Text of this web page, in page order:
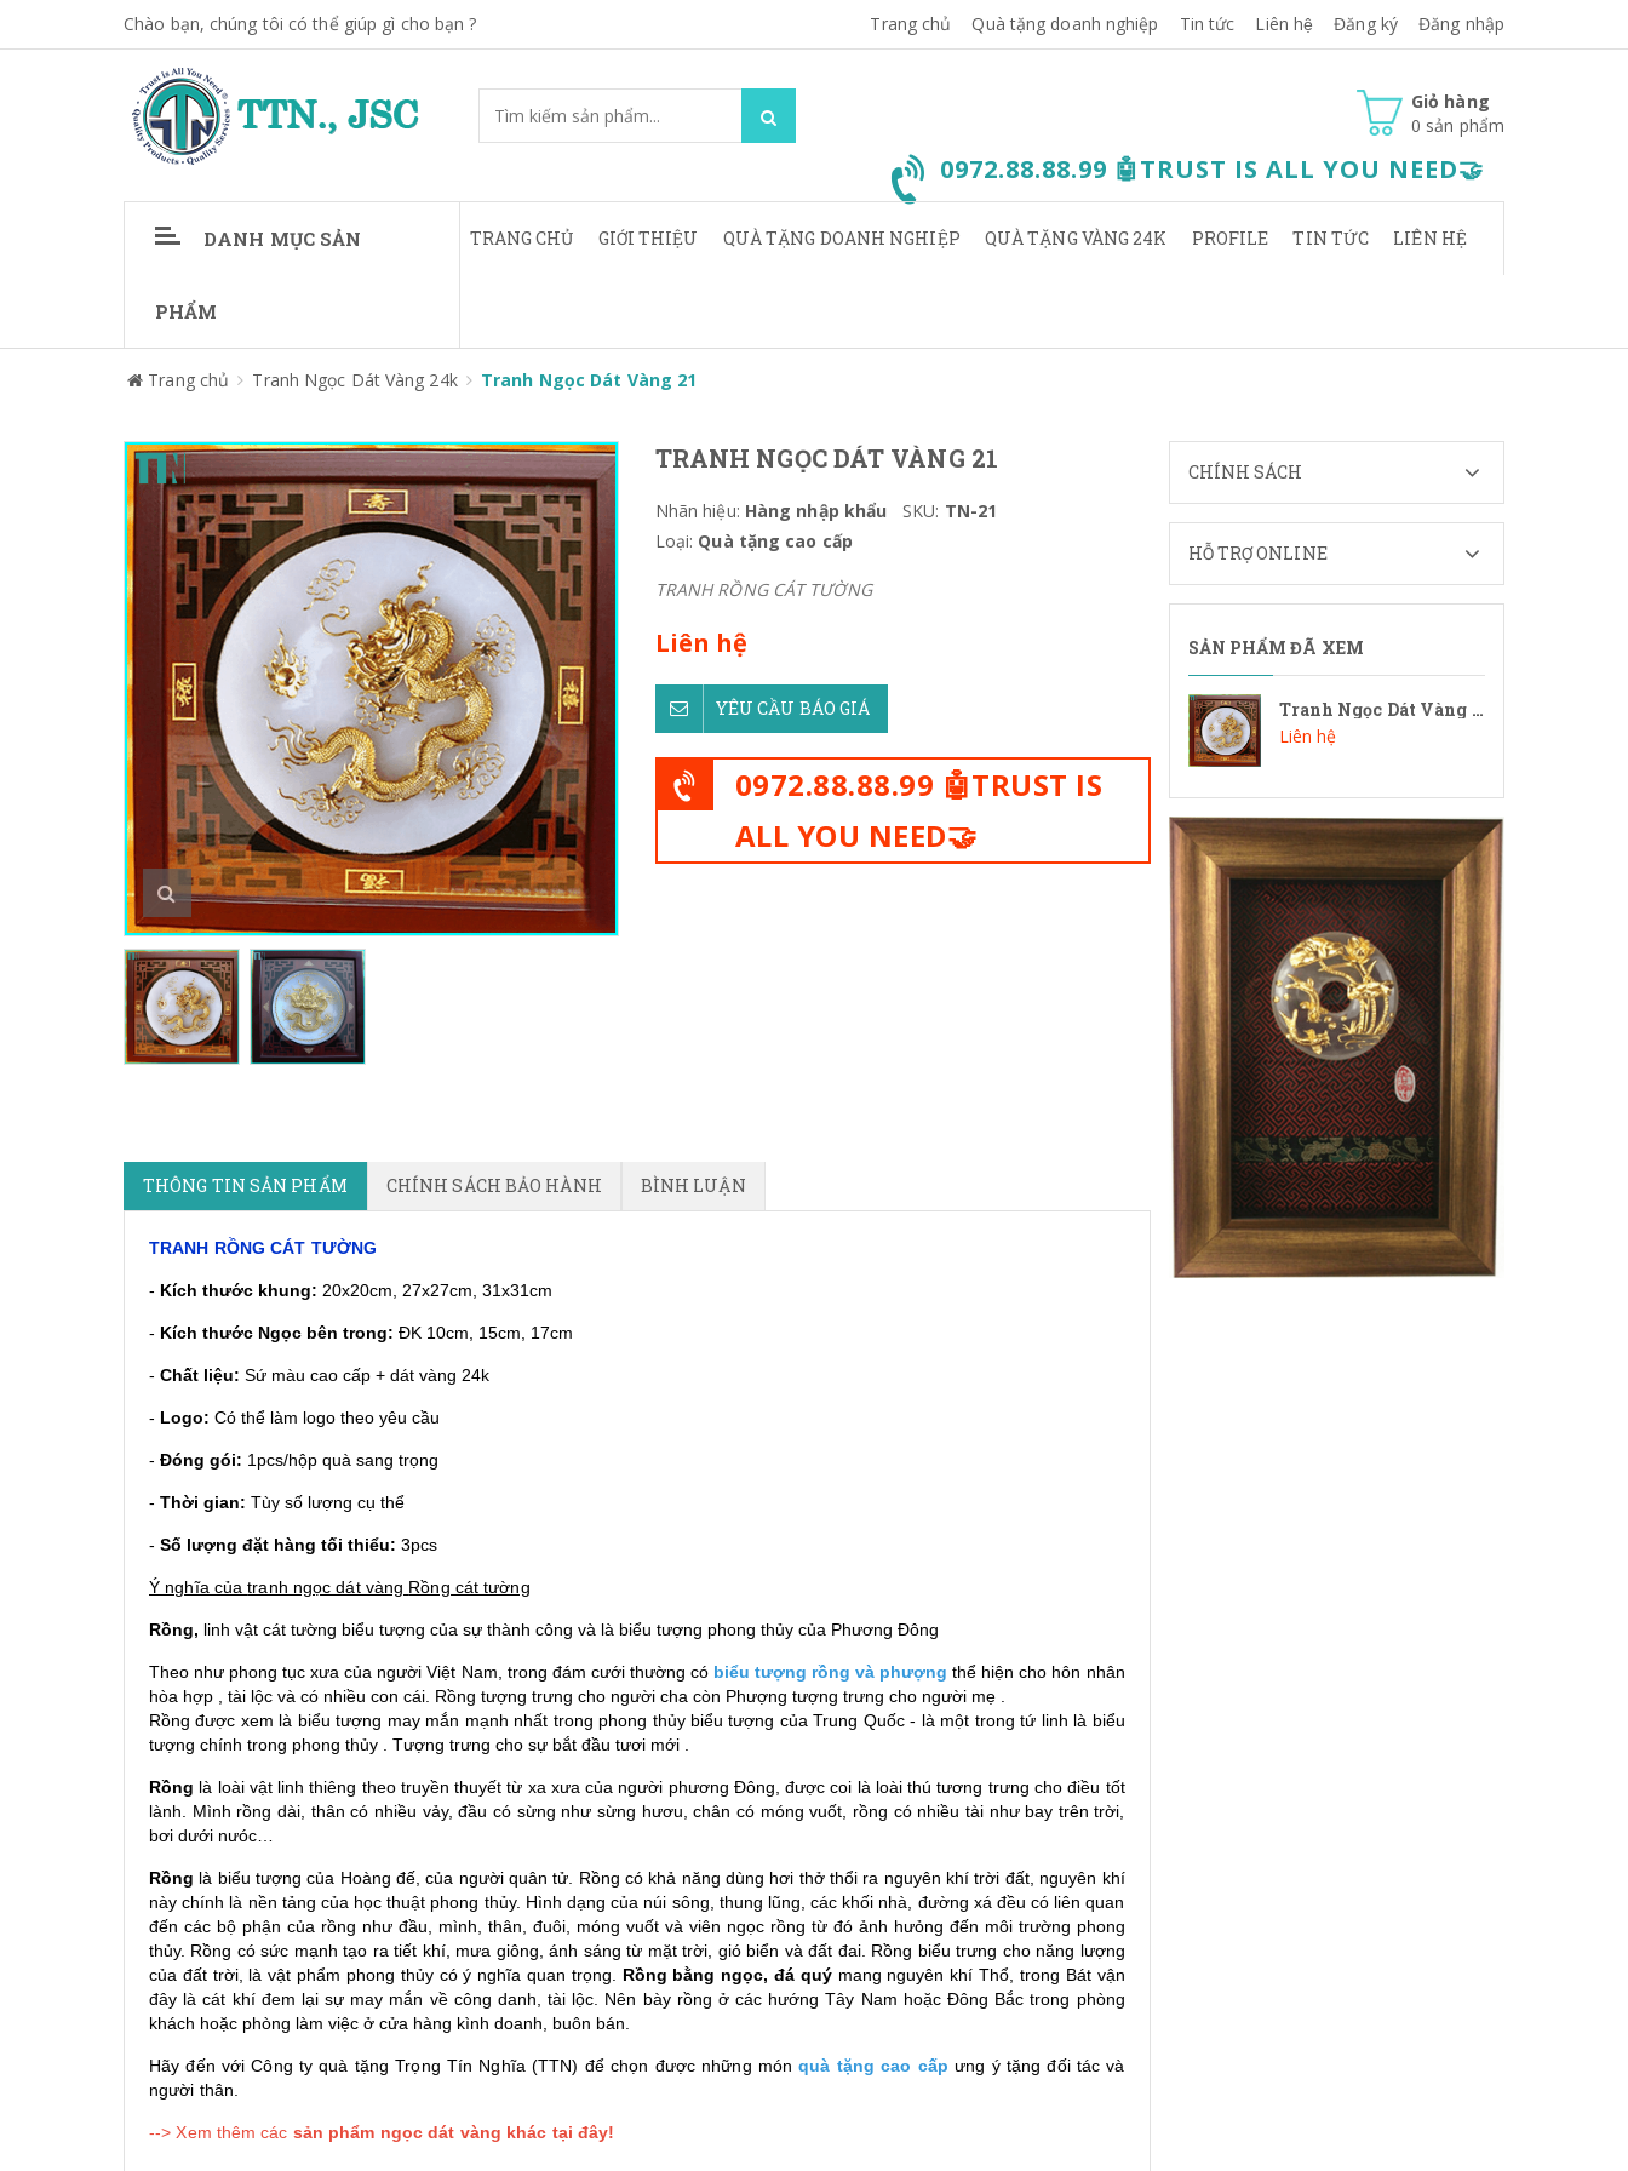
Chào bạn, chúng tôi có thể giúp gì cho bạn ? Trang chủ Quà tặng doanh nghiệp Tin tức Liên hệ Đăng ký Đăng nhập
Giỏ hàng
0 sản phẩm
0972.88.88.99 🤖TRUST IS ALL YOU NEED🤝
DANH MỤC SẢN
PHẨM
TRANG CHỦ GIỚI THIỆU QUÀ TẶNG DOANH NGHIỆP QUÀ TẶNG VÀNG 24K PROFILE TIN TỨC LIÊN HỆ
Trang chủ Tranh Ngọc Dát Vàng 24k Tranh Ngọc Dát Vàng 21
TRANH NGỌC DÁT VÀNG 21
Nhãn hiệu: Hàng nhập khẩu SKU: TN-21
Loại: Quà tặng cao cấp
TRANH RỒNG CÁT TƯỜNG
Liên hệ
YÊU CẦU BÁO GIÁ
0972.88.88.99 🤖TRUST IS
ALL YOU NEED🤝
THÔNG TIN SẢN PHẨM CHÍNH SÁCH BẢO HÀNH BÌNH LUẬN
TRANH RỒNG CÁT TƯỜNG
- Kích thước khung: 20x20cm, 27x27cm, 31x31cm
- Kích thước Ngọc bên trong: ĐK 10cm, 15cm, 17cm
- Chất liệu: Sứ màu cao cấp + dát vàng 24k
- Logo: Có thể làm logo theo yêu cầu
- Đóng gói: 1pcs/hộp quà sang trọng
- Thời gian: Tùy số lượng cụ thể
- Số lượng đặt hàng tối thiểu: 3pcs
Ý nghĩa củatranh ngọc dát vàng Rồng cát tường
Rồng, linh vật cát tường biểu tượng của sự thành công và là biểu tượng phong thủy của Phương Đông
Theo như phong tục xưa của người Việt Nam, trong đám cưới thường có biểu tượng rồng và phượng thể hiện cho hôn nhân
hòa hợp , tài lộc và có nhiều con cái. Rồng tượng trưng cho người cha còn Phượng tượng trưng cho người mẹ .
Rồng được xem là biểu tượng may mắn mạnh nhất trong phong thủy biểu tượng của Trung Quốc - là một trong tứ linh là biểu
tượng chính trong phong thủy . Tượng trưng cho sự bắt đầu tươi mới .
Rồng là loài vật linh thiêng theo truyền thuyết từ xa xưa của người phương Đông, được coi là loài thú tương trưng cho điều tốt
lành. Mình rồng dài, thân có nhiều vảy, đầu có sừng như sừng hươu, chân có móng vuốt, rồng có nhiều tài như bay trên trời,
bơi dưới nưóc…
Rồng là biểu tượng của Hoàng đế, của người quân tử. Rồng có khả năng dùng hơi thở thổi ra nguyên khí trời đất, nguyên khí
này chính là nền tảng của học thuật phong thủy. Hình dạng của núi sông, thung lũng, các khối nhà, đường xá đều có liên quan
đến các bộ phận của rồng như đầu, mình, thân, đuôi, móng vuốt và viên ngọc rồng từ đó ảnh hưỏng đến môi trường phong
thủy. Rồng có sức mạnh tạo ra tiết khí, mưa giông, ánh sáng từ mặt trời, gió biển và đất đai. Rồng biểu trưng cho năng lượng
của đất trời, là vật phẩm phong thủy có ý nghĩa quan trọng. Rồng bằng ngọc, đá quýmang nguyên khí Thổ, trong Bát vận
đây là cát khí đem lại sự may mắn về công danh, tài lộc. Nên bày rồng ở các hướng Tây Nam hoặc Đông Bắc trong phòng
khách hoặc phòng làm việc ở cửa hàng kình doanh, buôn bán.
Hãy đến với Công ty quà tặng Trọng Tín Nghĩa (TTN) để chọn được những mónquà tặng cao cấp ưng ý tặng đối tác và
người thân.
--> Xem thêm các sản phẩm ngọc dát vàng khác tại đây!
CHÍNH SÁCH
HỖ TRỢ ONLINE
SẢN PHẨM ĐÃ XEM
Tranh Ngọc Dát Vàng 21
Liên hệ